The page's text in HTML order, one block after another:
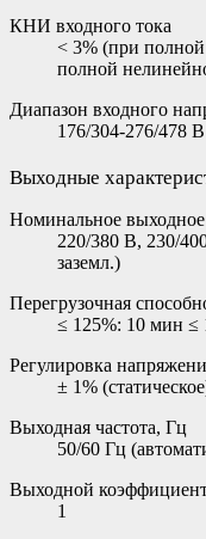
КНИ входного тока
< 3% (при
полной
Диапазон входного
176/304-276/478
Выходные
Номинальное
220/380 В, 230/
заземл.)
Перегрузочная
≤ 125%: 10 мин ≤
Регулировка
± 1%
Выходная частота, Гц
50/60 Гц
Выходной
1